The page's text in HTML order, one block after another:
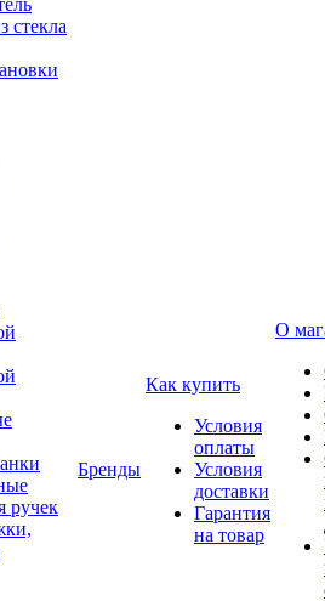
стекла
ручек
Бренды
Как купить
Условия
оплаты
Условия
доставки
Гарантия
на товар
О